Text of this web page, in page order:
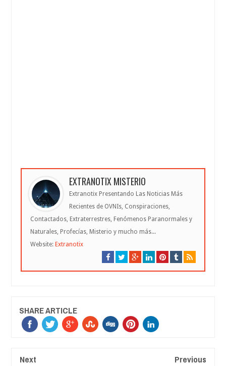
EXTRANOTIX MISTERIO
Extranotix Presentando Las Noticias Más
Recientes de OVNIs, Conspiraciones,
Contactados, Extraterrestres, Fenómenos Paranormales y
Naturales, Profecías, Misterio y mucho más...
Website: Extranotix
SHARE ARTICLE
Next Previous